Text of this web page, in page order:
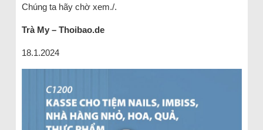
Chúng ta hãy chờ xem./.
TràMy – Thoibao.de
18.1.2024